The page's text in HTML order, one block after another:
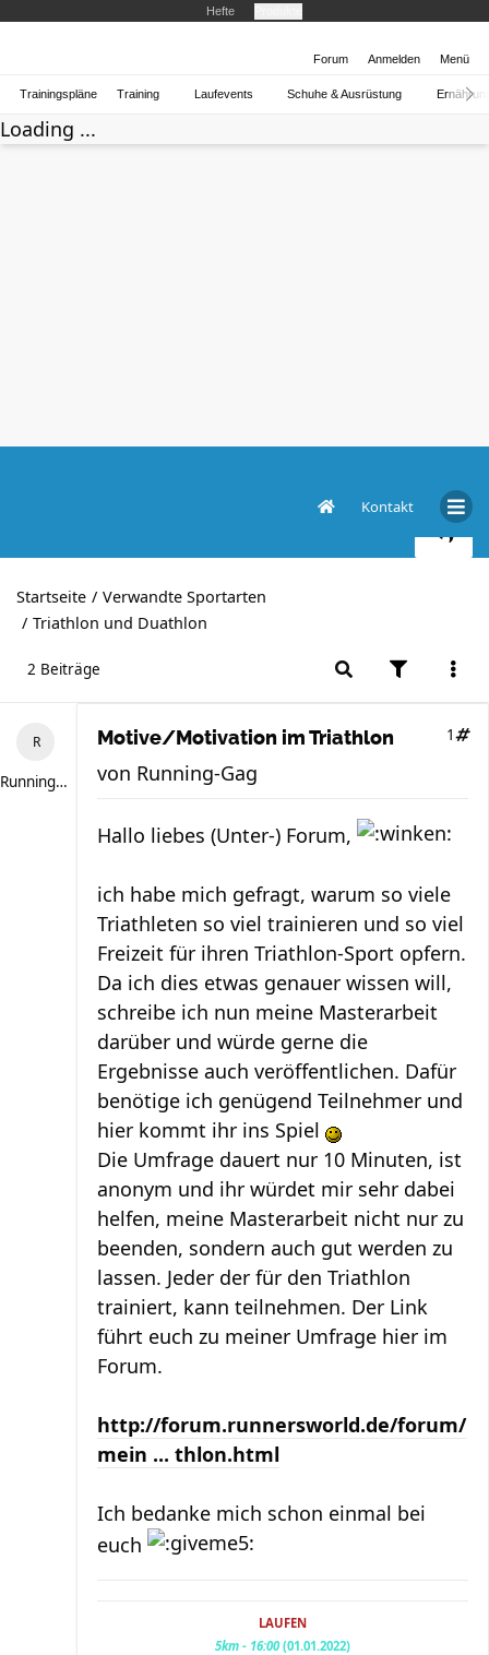
Hefte
Forum Anmelden Menü
Trainingspläne Training Laufevents Schuhe & Ausrüstung
Loading ...
Kontakt
Startseite
Verwandte Sportarten
Triathlon und Duathlon
2 Beiträge
Running-Gag
Motive/Motivation im Triathlon 1
von Running-Gag
Hallo liebes (Unter-) Forum,
ich habe mich gefragt, warum so viele
Triathleten so viel trainieren und so viel
Freizeit für ihren Triathlon-Sport opfern.
Da ich dies etwas genauer wissen will,
schreibe ich nun meine Masterarbeit
darüber und würde gerne die
Ergebnisse auch veröffentlichen. Dafür
benötige ich genügend Teilnehmer und
hier kommt ihr ins Spiel
Die Umfrage dauert nur 10 Minuten, ist
anonym und ihr würdet mir sehr dabei
helfen, meine Masterarbeit nicht nur zu
beenden, sondern auch gut werden zu
lassen. Jeder der für den Triathlon
trainiert, kann teilnehmen. Der Link
führt euch zu meiner Umfrage hier im
Forum.
http://forum.runnersworld.de/forum/
mein ... thlon.html
Ich bedanke mich schon einmal bei
euch
LAUFEN
5km - 16:00 (01.01.2022)